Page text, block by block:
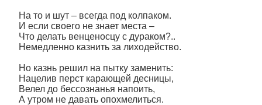
На то и шут – всегда под колпаком.
И если своего не знает места –
Что делать венценосцу с дураком?..
Немедленно казнить за лиходейство.
Но казнь решил на пытку заменить:
Нацелив перст карающей десницы,
Велел до бессознанья напоить,
А утром не давать опохмелиться.